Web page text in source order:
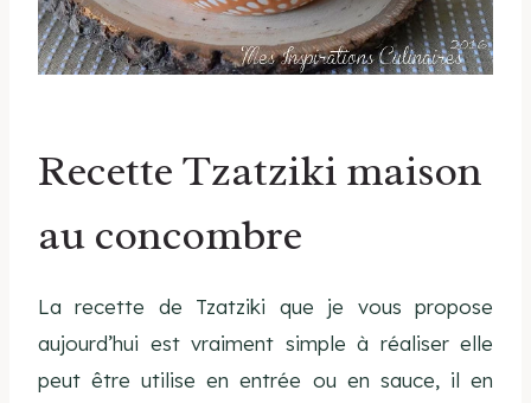
Recette Tzatziki maison
au concombre
La recette de Tzatziki que je vous propose
aujourd’hui est vraiment simple à réaliser elle
peut être utilise en entrée ou en sauce, il en